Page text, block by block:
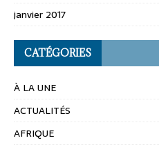
janvier 2017
CATÉGORIES
À LA UNE
ACTUALITÉS
AFRIQUE